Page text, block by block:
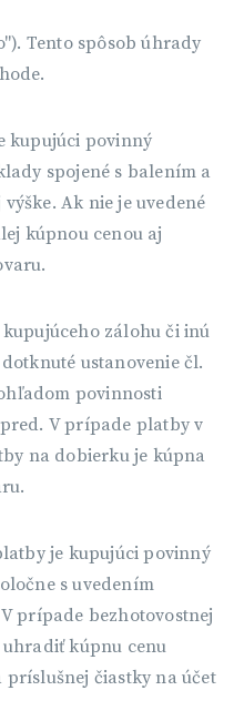
Tento spôsob úhrady
kupujúci povinný
spojené s balením a
Ak nie je uvedené
kúpnou cenou aj
zálohu či inú
ustanovenie čl.
povinnosti
V prípade platby v
na dobierku je kúpna
je kupujúci povinný
s uvedením
prípade bezhotovostnej
kúpnu cenu
čiastky na účet